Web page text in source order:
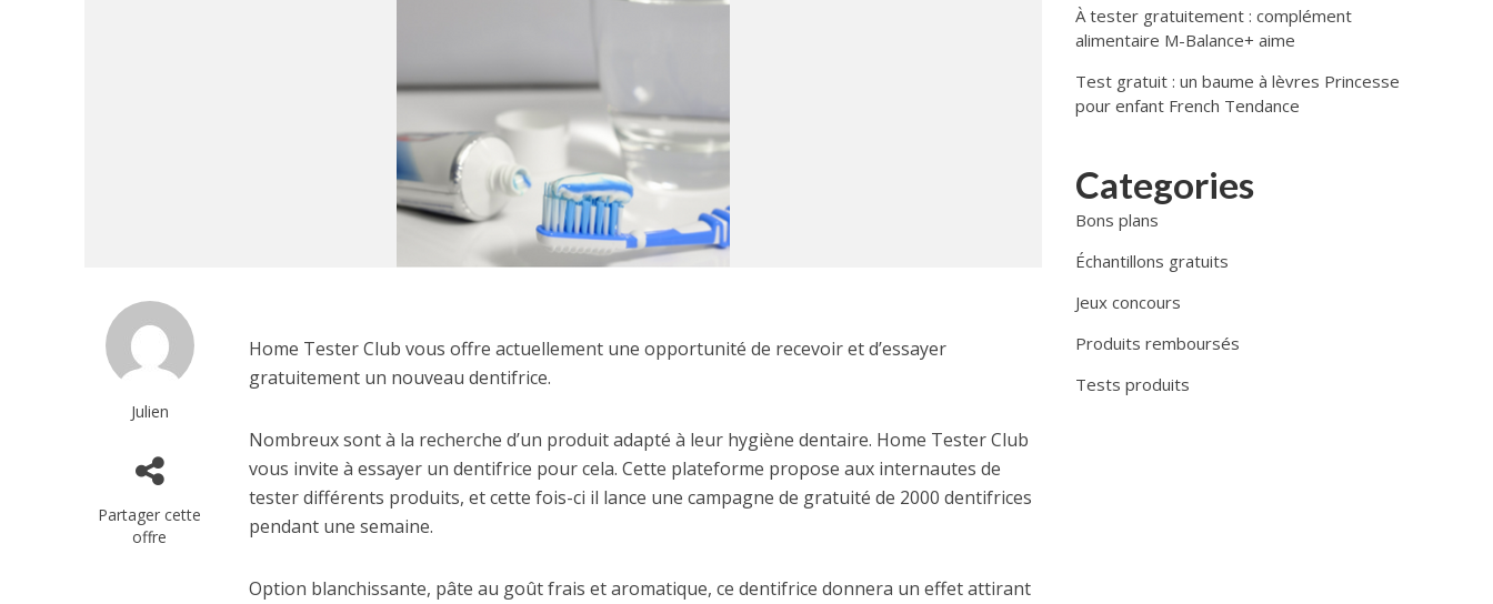
Julien
Partager cette
offre
Home Tester Club vous offre actuellement une opportunité de recevoir et d’essayer
gratuitement un nouveau dentifrice.
Nombreux sont à la recherche d’un produit adapté à leur hygiène dentaire. Home Tester Club
vous invite à essayer un dentifrice pour cela. Cette plateforme propose aux internautes de
tester différents produits, et cette fois-ci il lance une campagne de gratuité de 2000 dentifrices
pendant une semaine.
Option blanchissante, pâte au goût frais et aromatique, ce dentifrice donnera un effet attirant
À tester gratuitement : complément
alimentaire M-Balance+ aime
Test gratuit : un baume à lèvres Princesse
pour enfant French Tendance
Categories
Bons plans
Échantillons gratuits
Jeux concours
Produits remboursés
Tests produits